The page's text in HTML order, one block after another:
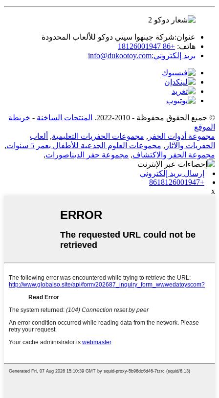
عنوان:شركة جينهوا سيتي دوكو للألعاب المحدودة
هاتف: +86 18126001947
بريد إلكتروني:info@dukootoy.com
© جميع الحقوق محفوظة - 2010-2022. المنتجات الساخنة - خريطة
الموقع
مجموعة أدوات الحفر , مجموعات الحفريات التعليمية, ألعاب
الحفريات والآثار , مجموعات العلوم الجذعية للأطفال بعمر 5 سنوات
,
مجموعة الحفر والاكتشاف, مجموعة حفر الديناصورات,
إرسال بريد إلكتروني
+8618126001947
x